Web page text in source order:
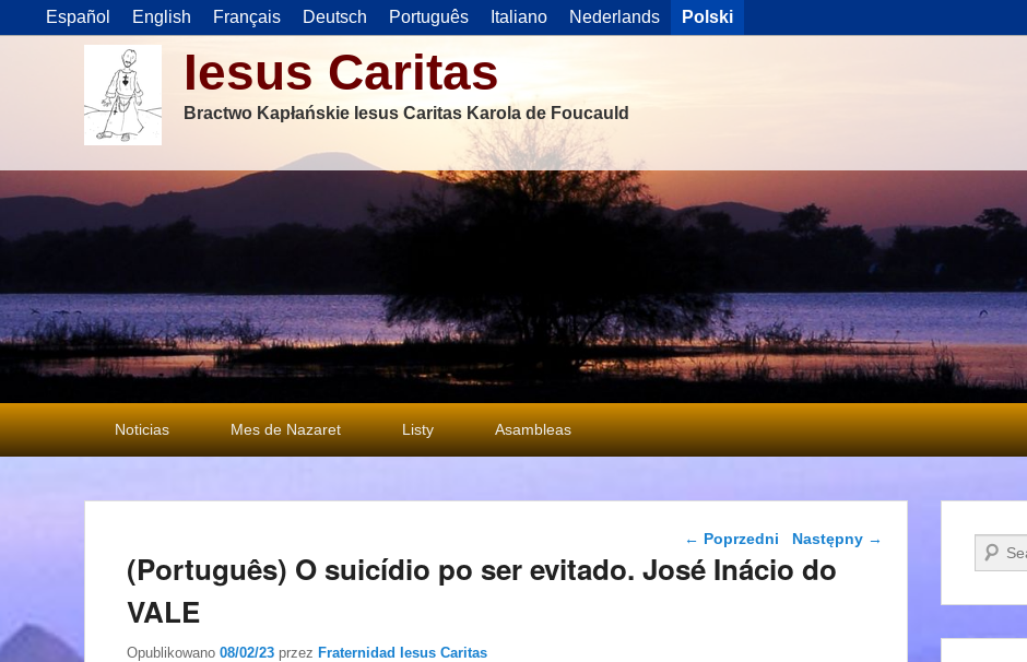
Español English Français Deutsch Português Italiano Nederlands Polski
Iesus Caritas
Bractwo Kapłańskie Iesus Caritas Karola de Foucauld
Menu
główne
Noticias Mes de Nazaret Listy Asambleas
Nawigacja wpisu
← Poprzedni Następny →
(Português) O suicídio po ser evitado. José Inácio do
VALE
Opublikowano 08/02/23 przez Fraternidad Iesus Caritas
Szukaj